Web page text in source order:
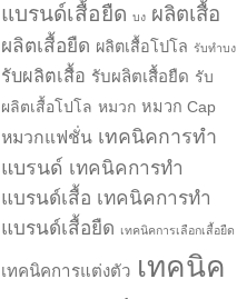
แบรนด์เสื้อยืด บง ผลิตเสื้อ
ผลิตเสื้อยืด ผลิตเสื้อโปโล รับทำบง
รับผลิตเสื้อ รับผลิตเสื้อยืด รับ
ผลิตเสื้อโปโล หมวก หมวก Cap
หมวกแฟชั่น เทคนิคการทำ
แบรนด์ เทคนิคการทำ
แบรนด์เสื้อ เทคนิคการทำ
แบรนด์เสื้อยืด เทคนิคการเลือกเสื้อยืด
เทคนิคการแต่งตัว เทคนิค